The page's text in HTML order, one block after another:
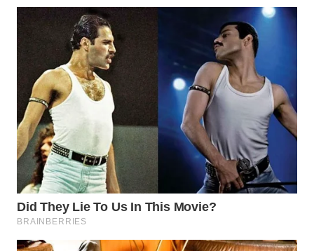
WN
KALTENG
KALTARA
WN
KALSEL
WN
KALTIM
WN